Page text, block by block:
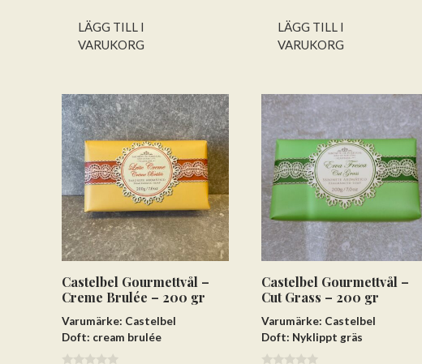
LÄGG TILL I
VARUKORG
LÄGG TILL I
VARUKORG
Castelbel Gourmettvål –
Creme Brulée – 200 gr
Varumärke: Castelbel
Doft: cream brulée
Castelbel Gourmettvål –
Cut Grass – 200 gr
Varumärke: Castelbel
Doft: Nyklippt gräs